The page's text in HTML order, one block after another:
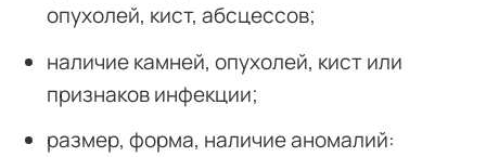
опухолей, кист, абсцессов;
наличие камней, опухолей, кист или
признаков инфекции;
размер, форма, наличие аномалий: